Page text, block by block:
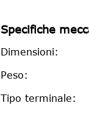
Specifiche
Dimensioni:
Peso:
Tipo terminale: